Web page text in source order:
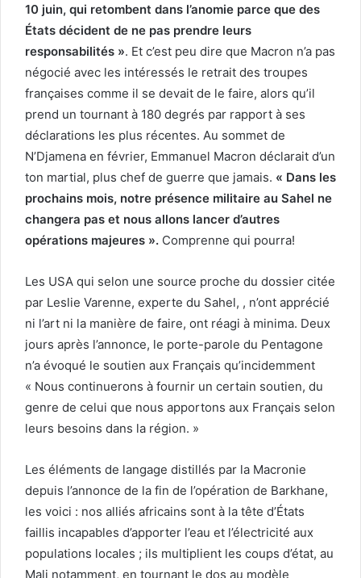
10 juin, qui retombent dans l’anomie parce que des
États décident de ne pas prendre leurs
responsabilités ». Et c’est peu dire que Macron n’a pas
négocié avec les intéressés le retrait des troupes
françaises comme il se devait de le faire, alors qu’il
prend un tournant à 180 degrés par rapport à ses
déclarations les plus récentes. Au sommet de
N’Djamena en février, Emmanuel Macron déclarait d’un
ton martial, plus chef de guerre que jamais. « Dans les
prochains mois, notre présence militaire au Sahel ne
changera pas et nous allons lancer d’autres
opérations majeures ». Comprenne qui pourra!
Les USA qui selon une source proche du dossier citée
par Leslie Varenne, experte du Sahel, , n’ont apprécié
ni l’art ni la manière de faire, ont réagi à minima. Deux
jours après l’annonce, le porte-parole du Pentagone
n’a évoqué le soutien aux Français qu’incidemment
« Nous continuerons à fournir un certain soutien, du
genre de celui que nous apportons aux Français selon
leurs besoins dans la région. »
Les éléments de langage distillés par la Macronie
depuis l’annonce de la fin de l’opération de Barkhane,
les voici : nos alliés africains sont à la tête d’États
faillis incapables d’apporter l’eau et l’électricité aux
populations locales ; ils multiplient les coups d’état, au
Mali notamment, en tournant le dos au modèle